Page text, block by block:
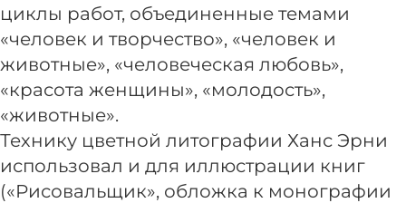
циклы работ, объединенные темами
«человек и творчество», «человек и
животные», «человеческая любовь»,
«красота женщины», «молодость»,
«животные».
Технику цветной литографии Ханс Эрни
использовал и для иллюстрации книг
(«Рисовальщик», обложка к монографии